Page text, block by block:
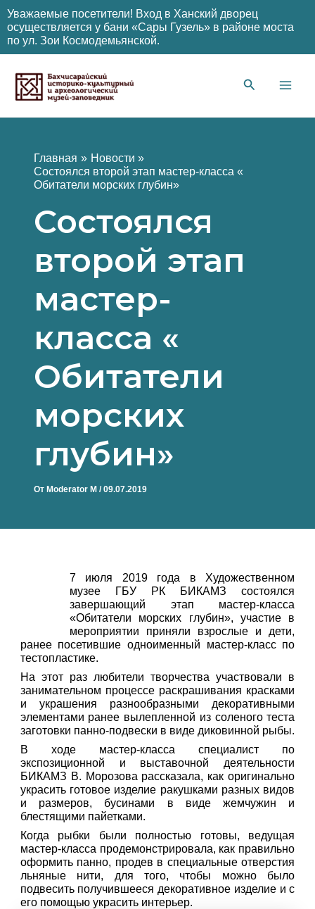
Уважаемые посетители! Вход в Ханский дворец
осуществляется у бани «Сары Гузель» в районе моста
по ул. Зои Космодемьянской.
содержимому
Главная
Новости
Состоялся второй этап мастер-класса «
Обитатели морских глубин»
Состоялся
второй этап
мастер-
класса «
Обитатели
морских
глубин»
От Moderator M /09.07.2019
7 июля 2019 года в Художественном
музее ГБУ РК БИКАМЗ состоялся
завершающий этап мастер-класса
«Обитатели морских глубин», участие в
мероприятии приняли взрослые и дети,
ранее посетившие одноименный мастер-класс по
тестопластике.
На этот раз любители творчества участвовали в
занимательном процессе раскрашивания красками
и украшения разнообразными декоративными
элементами ранее вылепленной из соленого теста
заготовки панно-подвески в виде диковинной рыбы.
В ходе мастер-класса специалист по
экспозиционной и выставочной деятельности
БИКАМЗ В. Морозова рассказала, как оригинально
украсить готовое изделие ракушками разных видов
и размеров, бусинами в виде жемчужин и
блестящими пайетками.
Когда рыбки были полностью готовы, ведущая
мастер-класса продемонстрировала, как правильно
оформить панно, продев в специальные отверстия
льняные нити, для того, чтобы можно было
подвесить получившееся декоративное изделие и с
его помощью украсить интерьер.